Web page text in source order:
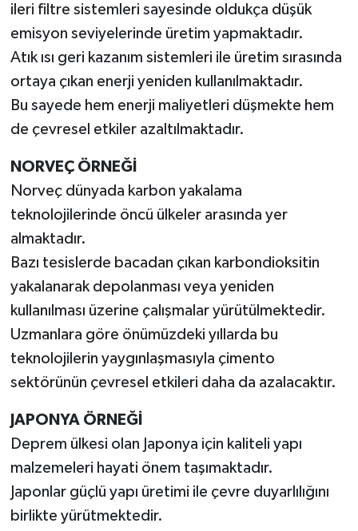
ileri filtre sistemleri sayesinde oldukça düşük
emisyon seviyelerinde üretim yapmaktadır.
Atık ısı geri kazanım sistemleri ile üretim sırasında
ortaya çıkan enerji yeniden kullanılmaktadır.
Bu sayede hem enerji maliyetleri düşmekte hem
de çevresel etkiler azaltılmaktadır.
NORVEÇ ÖRNEĞİ
Norveç dünyada karbon yakalama
teknolojilerinde öncü ülkeler arasında yer
almaktadır.
Bazı tesislerde bacadan çıkan karbondioksitin
yakalanarak depolanması veya yeniden
kullanılması üzerine çalışmalar yürütülmektedir.
Uzmanlara göre önümüzdeki yıllarda bu
teknolojilerin yaygınlaşmasıyla çimento
sektörünün çevresel etkileri daha da azalacaktır.
JAPONYA ÖRNEĞİ
Deprem ülkesi olan Japonya için kaliteli yapı
malzemeleri hayati önem taşımaktadır.
Japonlar güçlü yapı üretimi ile çevre duyarlılığını
birlikte yürütmektedir.